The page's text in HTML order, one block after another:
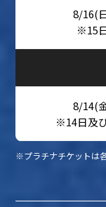
8/16(
※15
8/14(
※14日及
※プラチナチケットは各